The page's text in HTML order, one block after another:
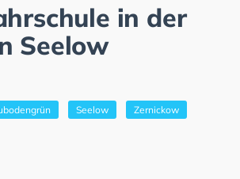
in der
Seelow
Seelow Zernickow